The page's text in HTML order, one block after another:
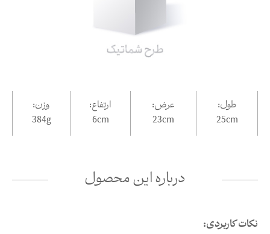
درباره این محصول
نکات کاربردی:
طول:
25cm
عرض:
23cm
ارتفاع:
6cm
وزن:
384g